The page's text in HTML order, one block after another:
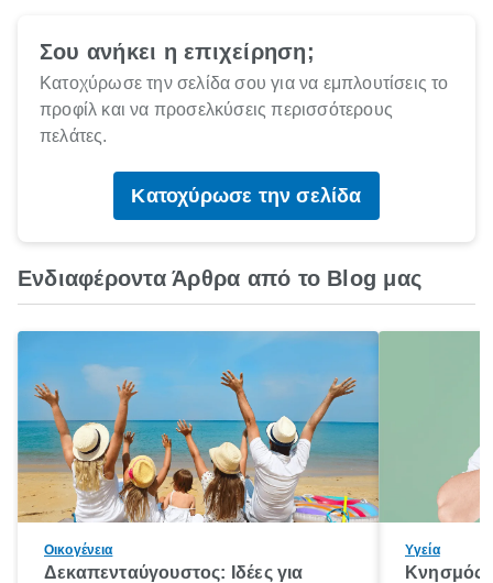
Σου ανήκει η επιχείρηση;
Κατοχύρωσε την σελίδα σου για να εμπλουτίσεις το
προφίλ και να προσελκύσεις περισσότερους
πελάτες.
Κατοχύρωσε την σελίδα
Ενδιαφέροντα Άρθρα από το Blog μας
Οικογένεια
Δεκαπενταύγουστος: Ιδέες για
Υγεία
Κνησμός: